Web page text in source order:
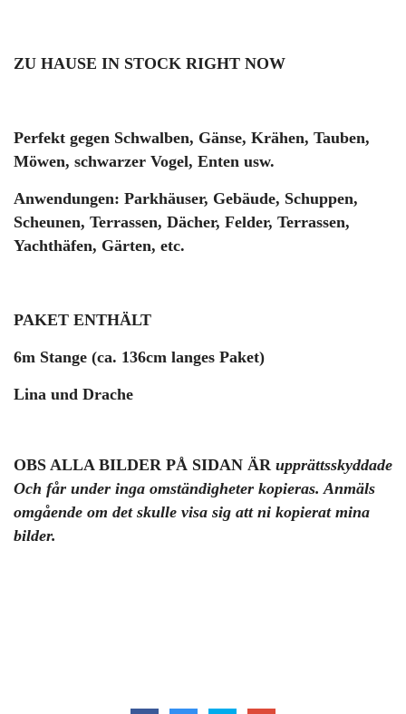
ZU HAUSE IN STOCK RIGHT NOW
Perfekt gegen Schwalben, Gänse, Krähen, Tauben,
Möwen, schwarzer Vogel, Enten usw.
Anwendungen: Parkhäuser, Gebäude, Schuppen,
Scheunen, Terrassen, Dächer, Felder, Terrassen,
Yachthäfen, Gärten, etc.
PAKET ENTHÄLT
6m Stange (ca. 136cm langes Paket)
Lina und Drache
OBS ALLA BILDER PÅ SIDAN ÄR upprättsskyddade
Och får under inga omständigheter kopieras. Anmäls
omgående om det skulle visa sig att ni kopierat mina
bilder.